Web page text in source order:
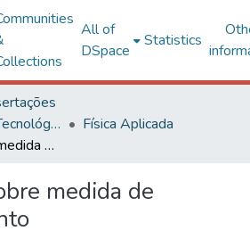
All of
DSpace
Statistics
Ciências Exatas e Tecnológicas
Física Aplicada
Um estudo sobre medida de emaranhamento
medida de